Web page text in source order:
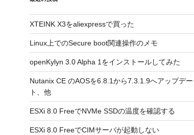
XTEINK X3をaliexpressで買った
Linux上でのSecure boot関連操作のメモ
openKylyn 3.0 Alpha 1をインストールしてみた
Nutanix CE のAOSを6.8.1から7.3.1.9へアップデー
ト、他
ESXi 8.0 FreeでNVMe SSDの温度を確認する
ESXi 8.0 FreeでCIMサーバが起動しない